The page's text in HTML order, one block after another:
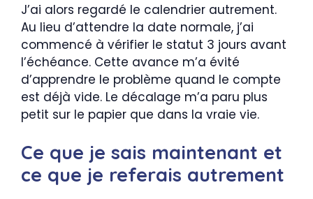
J’ai alors regardé le calendrier autrement.
Au lieu d’attendre la date normale, j’ai
commencé à vérifier le statut 3 jours avant
l’échéance. Cette avance m’a évité
d’apprendre le problème quand le compte
est déjà vide. Le décalage m’a paru plus
petit sur le papier que dans la vraie vie.
Ce que je sais maintenant et
ce que je referais autrement